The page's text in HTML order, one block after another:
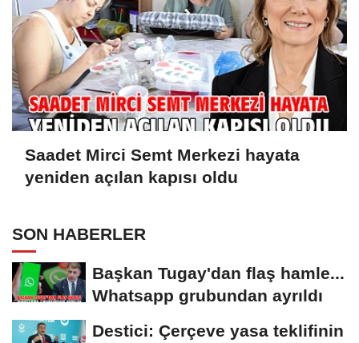
Saadet Mirci Semt Merkezi hayata
yeniden açılan kapısı oldu
SON HABERLER
Başkan Tugay'dan flaş hamle...
Whatsapp grubundan ayrıldı
Destici: Çerçeve yasa teklifinin